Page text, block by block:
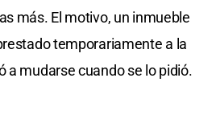
más. El motivo, un inmueble
temporariamente a la
a mudarse cuando se lo pidió.